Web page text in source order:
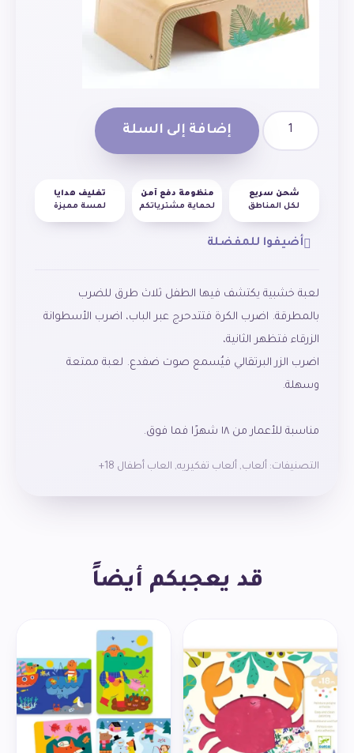
إضافة إلى السلة
شحن سريع
لكل المناطق
منظومة دفع آمن
لحماية مشترياتكم
تغليف هدايا
لمسة مميزة
أضيفوا للمفضلة
لعبة خشبية يكتشف فيها الطفل ثلاث طرق للضرب
بالمطرقة. اضرب الكرة فتتدحرج عبر الباب، اضرب الأسطوانة
اضرب الزر البرتقالي فيُسمع صوت ضفدع. لعبة ممتعة
مناسبة للأعمار من ١٨ شهرًا فما فوق.
التصنيفات: ألعاب, ألعاب تفكيريه, العاب أطفال 18+
قد يعجبكم أيضاً